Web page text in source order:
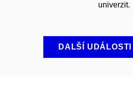
univerzit.
DALŠÍ UDÁLOSTI